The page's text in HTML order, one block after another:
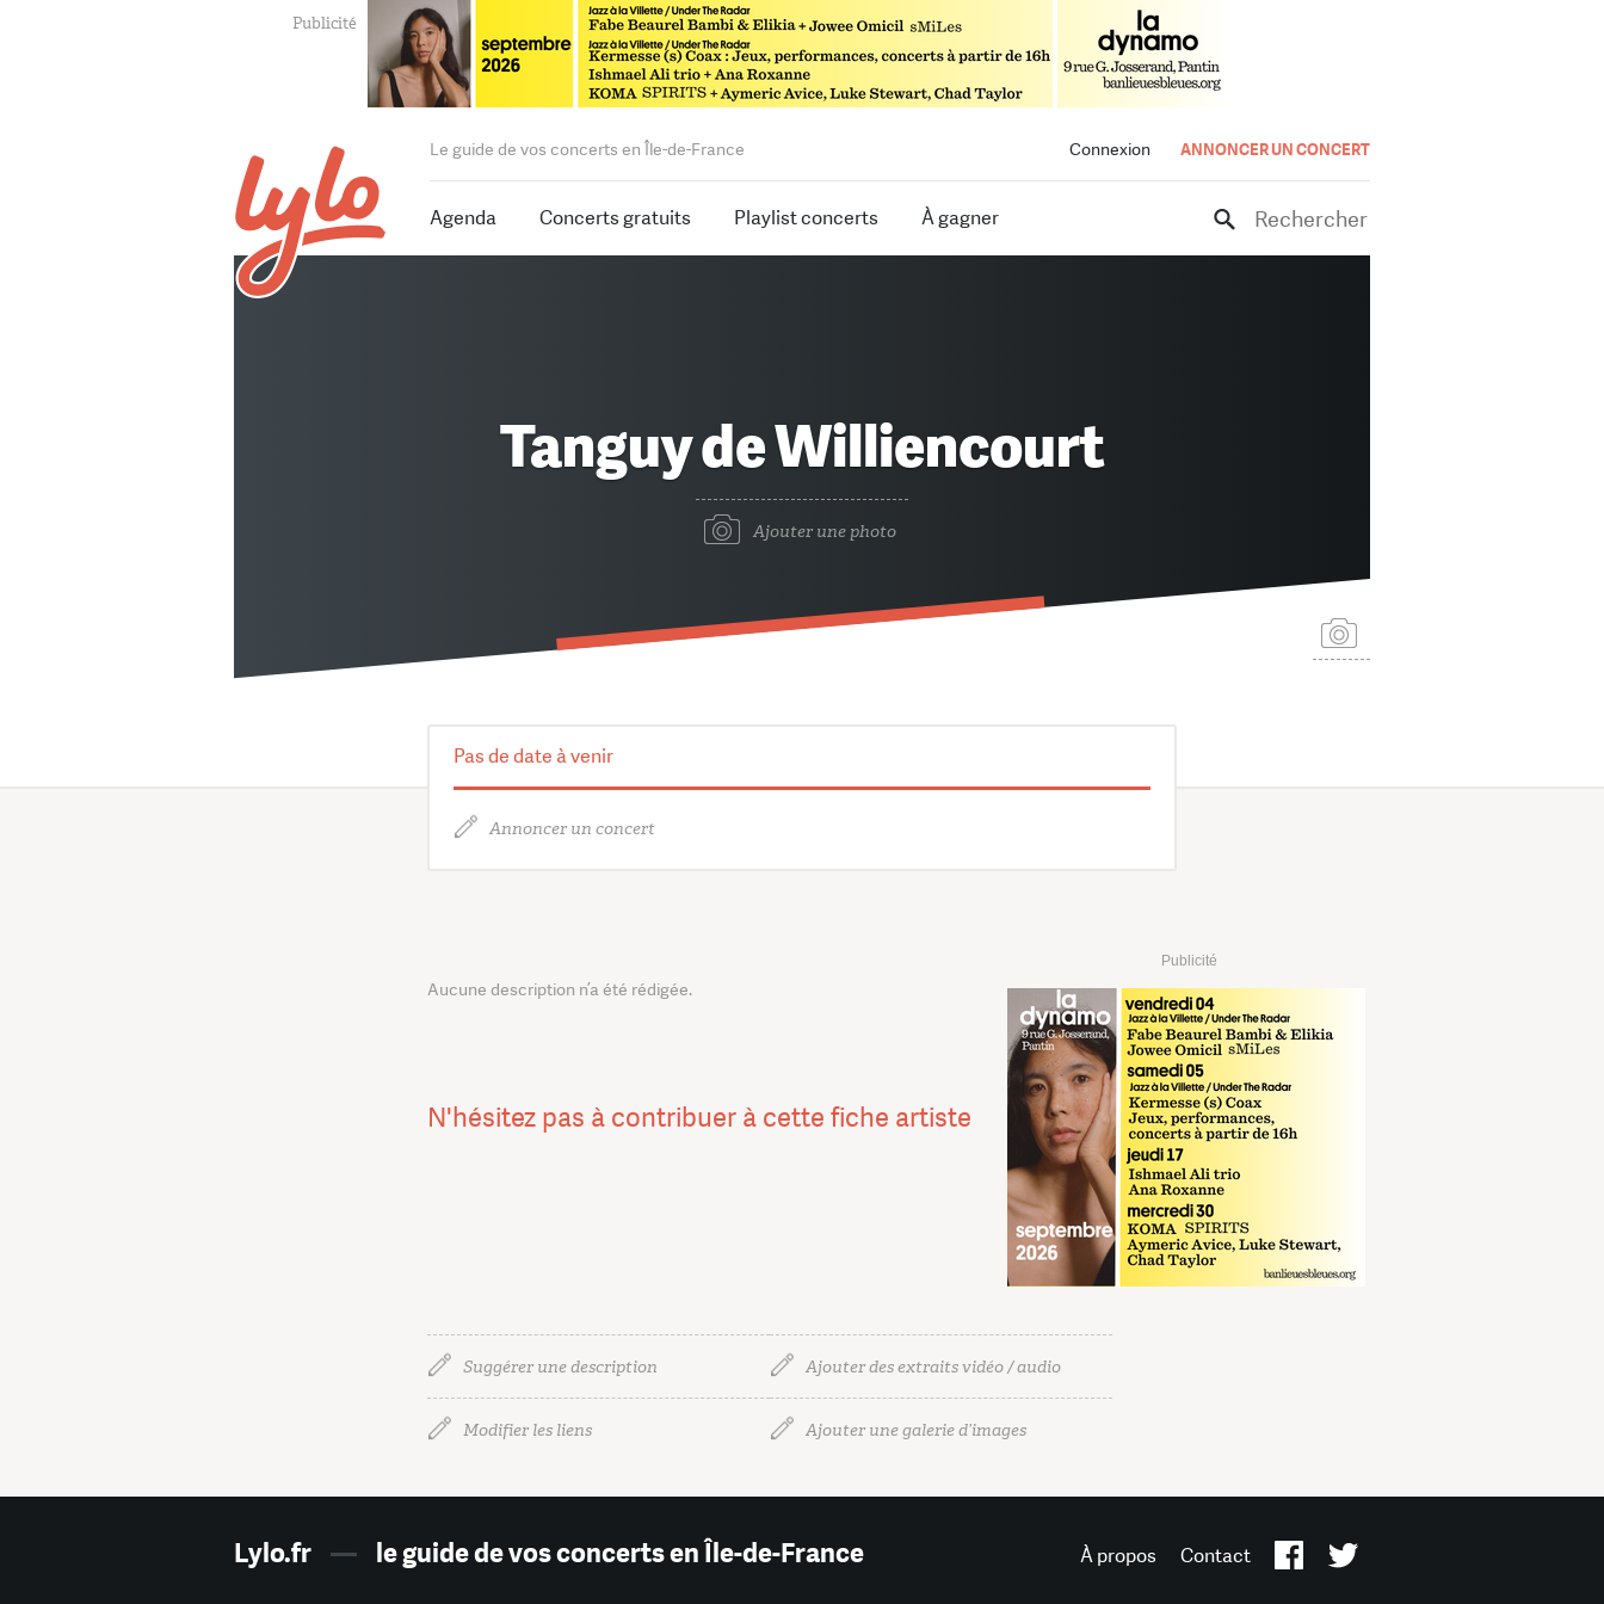
Connexion ANNONCER UN CONCERT
Le guide de vos concerts en Île-de-France
Agenda Concerts gratuits Playlist concerts À gagner Rechercher
Tanguy de Williencourt
Ajouter une photo
Pas de date à venir
Annoncer un concert
Publicité
Aucune description n’a été rédigée.
N'hésitez pas à contribuer à cette fiche artiste
Suggérer une description Ajouter des extraits vidéo / audio
Modifier les liens Ajouter une galerie d’images
Lylo.fr — le guide de vos concerts en Île-de-France À propos Contact